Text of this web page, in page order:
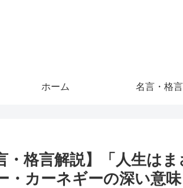
ホーム 名言・格言
・格言解説】「人生は
・カーネギーの深い意